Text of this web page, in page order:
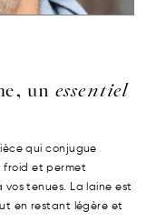
un essentiel
qui conjugue
froid et permet
tenues. La laine est
en restant légère et